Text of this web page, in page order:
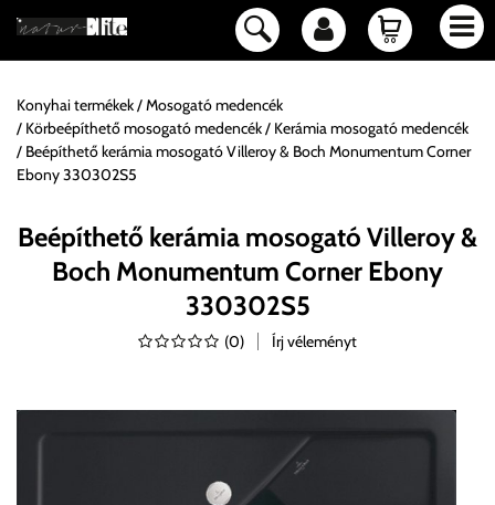
Konyhai termékek
Mosogató medencék
Körbeépíthető mosogató medencék
Kerámia mosogató medencék
Beépíthető kerámia mosogató Villeroy & Boch Monumentum Corner
Ebony 330302S5
Beépíthető kerámia mosogató Villeroy &
Boch Monumentum Corner Ebony
330302S5
(0) Írj véleményt